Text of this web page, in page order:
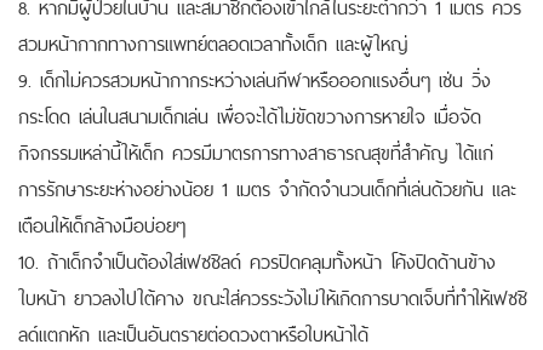
สวมหน้ากากทางการแพทย์ตลอดเวลาทั้งเด็ก และผู้ใหญ่
9. เด็กไม่ควรสวมหน้ากากระหว่างเล่นกีฬาหรือออกแรงอื่นๆ เช่น วิ่ง
กระโดด เล่นในสนามเด็กเล่น เพื่อจะได้ไม่ขัดขวางการหายใจ เมื่อจัด
กิจกรรมเหล่านี้ให้เด็ก ควรมีมาตรการทางสาธารณสุขที่สำคัญ ได้แก่
การรักษาระยะห่างอย่างน้อย 1 เมตร จำกัดจำนวนเด็กที่เล่นด้วยกัน และ
เตือนให้เด็กล้างมือบ่อยๆ
10. ถ้าเด็กจำเป็นต้องใส่เฟซชิลด์ ควรปิดคลุมทั้งหน้า โค้งปิดด้านข้าง
ใบหน้า ยาวลงไปใต้คาง ขณะใส่ควรระวังไม่ให้เกิดการบาดเจ็บที่ทำให้เฟซชิ
ลด์แตกหัก และเป็นอันตรายต่อดวงตาหรือใบหน้าได้